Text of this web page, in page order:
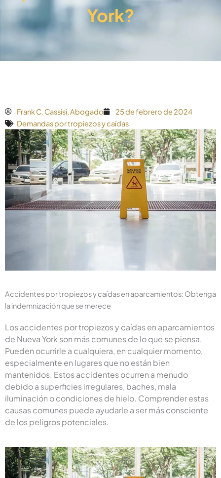
York?
Frank C. Cassisi, Abogado
25 de febrero de 2024
Demandas por tropiezos y caídas
Accidentes por tropiezos y caídas en aparcamientos: Obtenga
la indemnización que se merece
Los accidentes por tropiezos y caídas en aparcamientos
de Nueva York son más comunes de lo que se piensa.
Pueden ocurrirle a cualquiera, en cualquier momento,
especialmente en lugares que no están bien
mantenidos. Estos accidentes ocurren a menudo
debido a superficies irregulares, baches, mala
iluminación o condiciones de hielo. Comprender estas
causas comunes puede ayudarle a ser más consciente
de los peligros potenciales.